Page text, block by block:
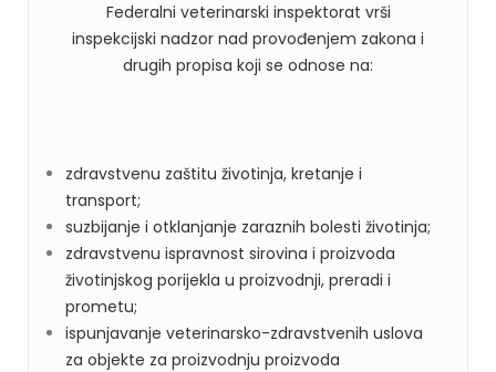
Federalni veterinarski inspektorat vrši
inspekcijski nadzor nad provođenjem zakona i
drugih propisa koji se odnose na:
zdravstvenu zaštitu životinja, kretanje i
transport;
suzbijanje i otklanjanje zaraznih bolesti životinja;
zdravstvenu ispravnost sirovina i proizvoda
životinjskog porijekla u proizvodnji, preradi i
prometu;
ispunjavanje veterinarsko-zdravstvenih uslova
za objekte za proizvodnju proizvoda